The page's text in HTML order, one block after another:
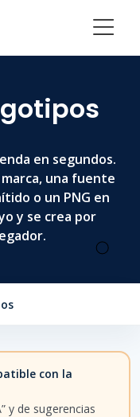
en segundos.
una fuente
o un PNG en
y se crea por
con la
y de sugerencias